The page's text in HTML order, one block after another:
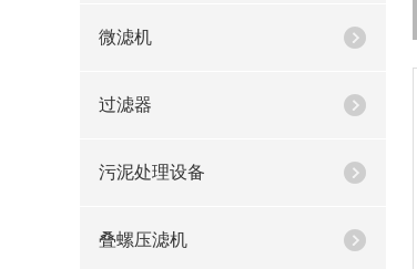
微滤机
过滤器
污泥处理设备
叠螺压滤机